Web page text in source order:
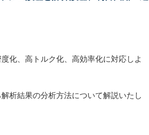
化、高トルク化、高効率化に対応しよ
析結果の分析方法について解説いたし